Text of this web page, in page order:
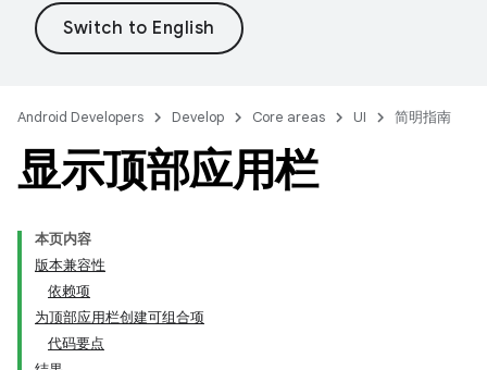
Android Developers Develop Core areas UI 简明指南
显示顶部应用栏
本页内容
版本兼容性
依赖项
为顶部应用栏创建可组合项
代码要点